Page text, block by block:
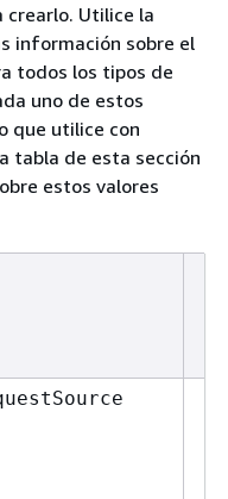
Utilice la
información sobre el
todos los tipos de
uno de estos
que utilice con
tabla de esta sección
estos valores